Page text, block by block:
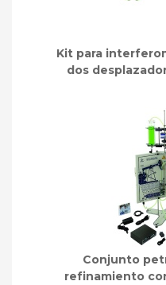
Kit para
dos
Conjunto
refinamiento